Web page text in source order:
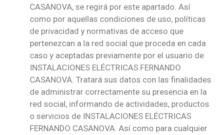
CASANOVA, se regirá por este apartado. Así
como por aquellas condiciones de uso, políticas
de privacidad y normativas de acceso que
pertenezcan a la red social que proceda en cada
caso y aceptadas previamente por el usuario de
INSTALACIONES ELÉCTRICAS FERNANDO
CASANOVA. Tratará sus datos con las finalidades
de administrar correctamente su presencia en la
red social, informando de actividades, productos
o servicios de INSTALACIONES ELÉCTRICAS
FERNANDO CASANOVA. Así como para cualquier